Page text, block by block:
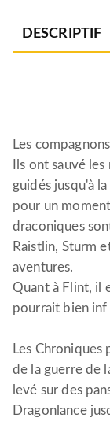
DESCRIPTIF
Les
Ils ont sauvé
guidés jusqu'à
pour un
draconiques
Raistlin, Sturm
aventures.
Quant à Flint, il
pourrait bien inf
Les
de la guerre de
levé sur des
Dragonlance